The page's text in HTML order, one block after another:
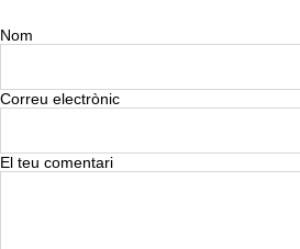
Nom
Correu electrònic
El teu comentari